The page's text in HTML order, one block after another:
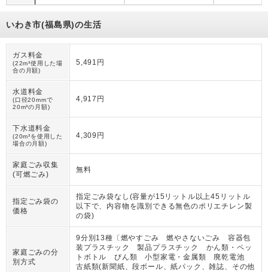
いわき市(福島県)の生活
ガス料金
(22m³使用した場
合の月額)
5,491円
水道料金
(口径20mmで
20m³の月額)
4,917円
下水道料金
(20m³を使用した
場合の月額)
4,309円
家庭ごみ収集
(可燃ごみ)
無料
指定ごみ袋の
価格
指定ごみ袋なし(容量が15リットル以上45リットル
以下で、内容物を識別できる無色のポリエチレン製
の袋)
家庭ごみの分
別方式
9分別13種〔燃やすごみ 燃やさないごみ 容器包
装プラスチック 製品プラスチック かん類・ペッ
トボトル びん類 小型家電・金属類 廃乾電池
古紙類(新聞紙、段ボール、紙パック、雑誌、その他